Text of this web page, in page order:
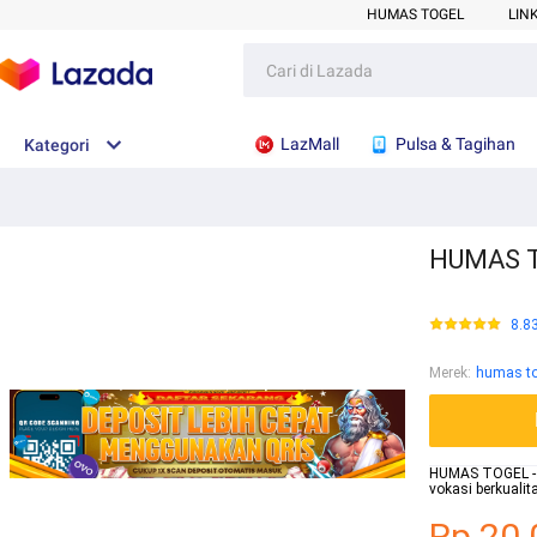
HUMAS TOGEL
Kategori LazMall Pulsa & Tagihan
HUMAS
Merek: humas
HUMAS
vokasi